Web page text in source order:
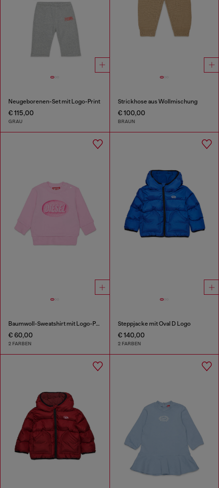
Neugeborenen-Set mit Logo-Print
€ 115,00
GRAU
Strickhose aus Wollmischung
€ 100,00
BRAUN
Baumwoll-Sweatshirt mit Logo-Print
€ 60,00
2 FARBEN
Steppjacke mit Oval D Logo
€ 140,00
2 FARBEN